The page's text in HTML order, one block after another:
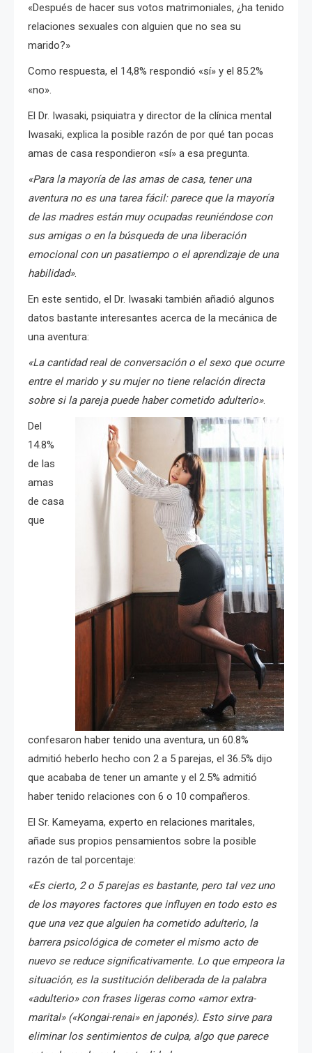
«Después de hacer sus votos matrimoniales, ¿ha tenido
relaciones sexuales con alguien que no sea su
marido?»
Como respuesta, el 14,8% respondió «sí» y el 85.2%
«no».
El Dr. Iwasaki, psiquiatra y director de la clínica mental
Iwasaki, explica la posible razón de por qué tan pocas
amas de casa respondieron «sí» a esa pregunta.
«Para la mayoría de las amas de casa, tener una
aventura no es una tarea fácil: parece que la mayoría
de las madres están muy ocupadas reuniéndose con
sus amigas o en la búsqueda de una liberación
emocional con un pasatiempo o el aprendizaje de una
habilidad».
En este sentido, el Dr. Iwasaki también añadió algunos
datos bastante interesantes acerca de la mecánica de
una aventura:
«La cantidad real de conversación o el sexo que ocurre
entre el marido y su mujer no tiene relación directa
sobre si la pareja puede haber cometido adulterio».
Del
14.8%
de las
amas
de casa
que
confesaron haber tenido una aventura, un 60.8%
admitió heberlo hecho con 2 a 5 parejas, el 36.5% dijo
que acababa de tener un amante y el 2.5% admitió
haber tenido relaciones con 6 o 10 compañeros.
El Sr. Kameyama, experto en relaciones maritales,
añade sus propios pensamientos sobre la posible
razón de tal porcentaje:
«Es cierto, 2 o 5 parejas es bastante, pero tal vez uno
de los mayores factores que influyen en todo esto es
que una vez que alguien ha cometido adulterio, la
barrera psicológica de cometer el mismo acto de
nuevo se reduce significativamente. Lo que empeora la
situación, es la sustitución deliberada de la palabra
«adulterio» con frases ligeras como «amor extra-
marital» («Kongai-renai» en japonés). Esto sirve para
eliminar los sentimientos de culpa, algo que parece